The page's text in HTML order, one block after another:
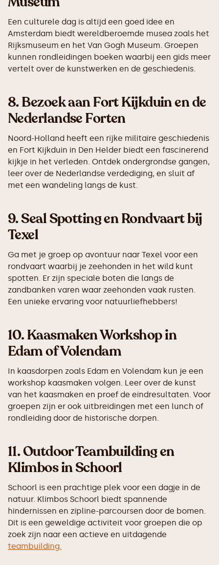
Een culturele dag is altijd een goed idee en
Amsterdam biedt wereldberoemde musea zoals het
Rijksmuseum en het Van Gogh Museum. Groepen
kunnen rondleidingen boeken waarbij een gids meer
vertelt over de kunstwerken en de geschiedenis.
8.Bezoek aan Fort Kijkduin en de
Nederlandse Forten
Noord-Holland heeft een rijke militaire geschiedenis
en Fort Kijkduin in Den Helder biedt een fascinerend
kijkje in het verleden. Ontdek ondergrondse gangen,
leer over de Nederlandse verdediging, en sluit af
met een wandeling langs de kust.
9.Seal Spotting en Rondvaart bij
Texel
Ga met je groep op avontuur naar Texel voor een
rondvaart waarbij je zeehonden in het wild kunt
spotten. Er zijn speciale boten die langs de
zandbanken varen waar zeehonden vaak rusten.
Een unieke ervaring voor natuurliefhebbers!
10.Kaasmaken Workshop in
Edam of Volendam
In kaasdorpen zoals Edam en Volendam kun je een
workshop kaasmaken volgen. Leer over de kunst
van het kaasmaken en proef de eindresultaten. Voor
groepen zijn er ook uitbreidingen met een lunch of
rondleiding door de historische dorpen.
11.Outdoor Teambuilding en
Klimbos in Schoorl
Schoorl is een prachtige plek voor een dagje in de
natuur. Klimbos Schoorl biedt spannende
hindernissen en zipline-parcoursen door de bomen.
Dit is een geweldige activiteit voor groepen die op
zoek zijn naar een actieve en uitdagende
teambuilding.